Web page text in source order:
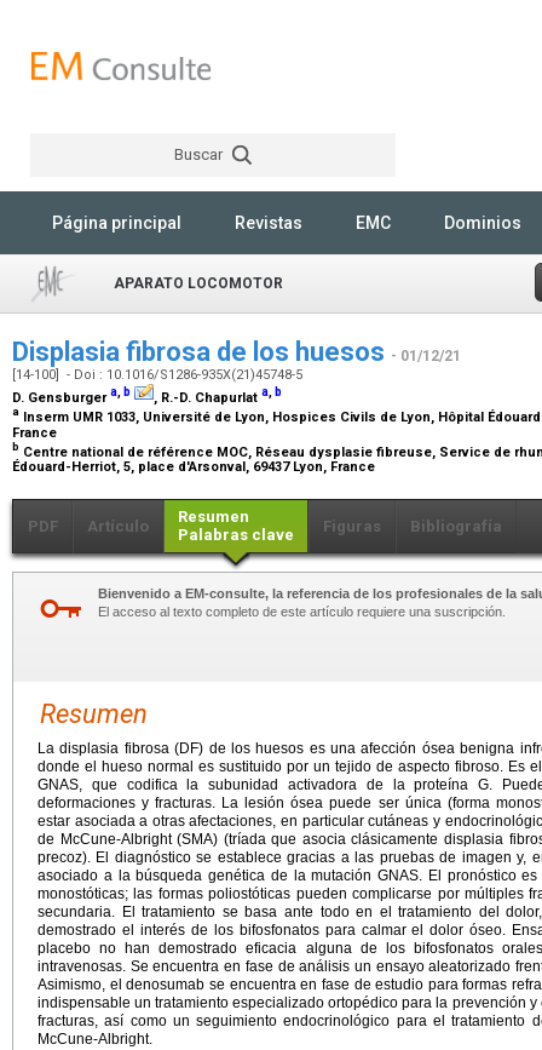
Buscar
Página principal Revistas EMC Dominios
APARATO LOCOMOTOR
Displasia fibrosa de los huesos - 01/12/21
[14-100] - Doi : 10.1016/S1286-935X(21)45748-5
D. Gensburgera, b , R.-D. Chapurlat a, b
a Inserm UMR 1033, Université de Lyon, Hospices Civils de Lyon, Hôpital
France
b Centre national de référence MOC, Réseau dysplasie fibreuse, Service de
Édouard-Herriot, 5, place d'Arsonval, 69437 Lyon, France
PDF Artículo
Resumen
Palabras clave
Figuras Bibliografía
Bienvenido a EM-consulte, la referencia de los profesionales de la
El acceso al texto completo de este artículo requiere una suscripción.
Resumen
La displasia fibrosa (DF) de los huesos es una afección ósea benigna
donde el hueso normal es sustituido por un tejido de aspecto fibroso. Es
GNAS, que codifica la subunidad activadora de la proteína G.
deformaciones y fracturas. La lesión ósea puede ser única (forma
estar asociada a otras afectaciones, en particular cutáneas y
de McCune-Albright (SMA) (tríada que asocia clásicamente displasia
precoz). El diagnóstico se establece gracias a las pruebas de imagen y,
asociado a la búsqueda genética de la mutación GNAS. El pronóstico
monostóticas; las formas poliostóticas pueden complicarse por múltiples
secundaria. El tratamiento se basa ante todo en el tratamiento del
demostrado el interés de los bifosfonatos para calmar el dolor óseo.
placebo no han demostrado eficacia alguna de los bifosfonatos
intravenosas. Se encuentra en fase de análisis un ensayo aleatorizado
Asimismo, el denosumab se encuentra en fase de estudio para formas
indispensable un tratamiento especializado ortopédico para la prevención
fracturas, así como un seguimiento endocrinológico para el tratamiento
McCune-Albright.